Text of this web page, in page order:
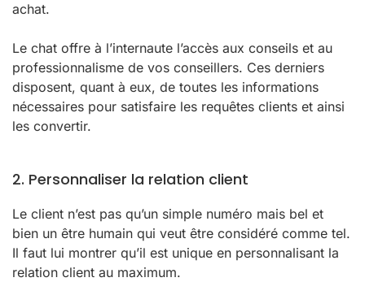
achat.
Le chat offre à l’internaute l’accès aux conseils et au
professionnalisme de vos conseillers. Ces derniers
disposent, quant à eux, de toutes les informations
nécessaires pour satisfaire les requêtes clients et ainsi
les convertir.
2. Personnaliser la relation client
Le client n’est pas qu’un simple numéro mais bel et
bien un être humain qui veut être considéré comme tel.
Il faut lui montrer qu’il est unique en personnalisant la
relation client au maximum.